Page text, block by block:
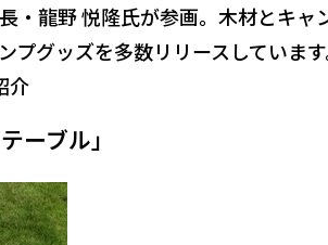
・龍野 悦隆氏が参画。木材とキャ
プグッズを多数リリースしていま
介
ーブル」